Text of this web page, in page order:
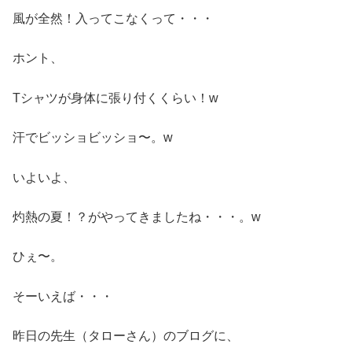
風が全然！入ってこなくって・・・
ホント、
Tシャツが身体に張り付くくらい！w
汗でビッショビッショ〜。w
いよいよ、
灼熱の夏！？がやってきましたね・・・。w
ひぇ〜。
そーいえば・・・
昨日の先生（タローさん）のブログに、